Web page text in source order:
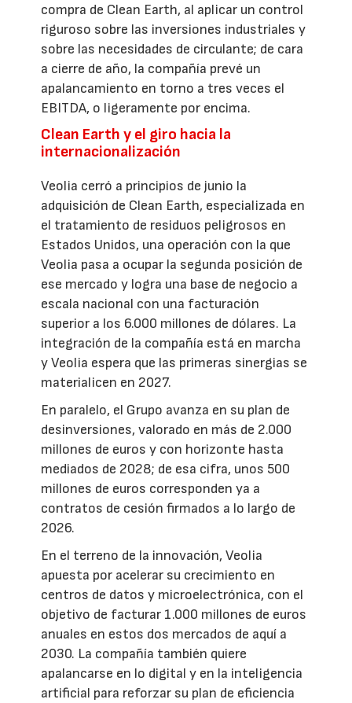
compra de Clean Earth, al aplicar un control
riguroso sobre las inversiones industriales y
sobre las necesidades de circulante; de cara
a cierre de año, la compañía prevé un
apalancamiento en torno a tres veces el
EBITDA, o ligeramente por encima.
Clean Earth y el giro hacia la
internacionalización
Veolia cerró a principios de junio la
adquisición de Clean Earth, especializada en
el tratamiento de residuos peligrosos en
Estados Unidos, una operación con la que
Veolia pasa a ocupar la segunda posición de
ese mercado y logra una base de negocio a
escala nacional con una facturación
superior a los 6.000 millones de dólares. La
integración de la compañía está en marcha
y Veolia espera que las primeras sinergias se
materialicen en 2027.
En paralelo, el Grupo avanza en su plan de
desinversiones, valorado en más de 2.000
millones de euros y con horizonte hasta
mediados de 2028; de esa cifra, unos 500
millones de euros corresponden ya a
contratos de cesión firmados a lo largo de
2026.
En el terreno de la innovación, Veolia
apuesta por acelerar su crecimiento en
centros de datos y microelectrónica, con el
objetivo de facturar 1.000 millones de euros
anuales en estos dos mercados de aquí a
2030. La compañía también quiere
apalancarse en lo digital y en la inteligencia
artificial para reforzar su plan de eficiencia